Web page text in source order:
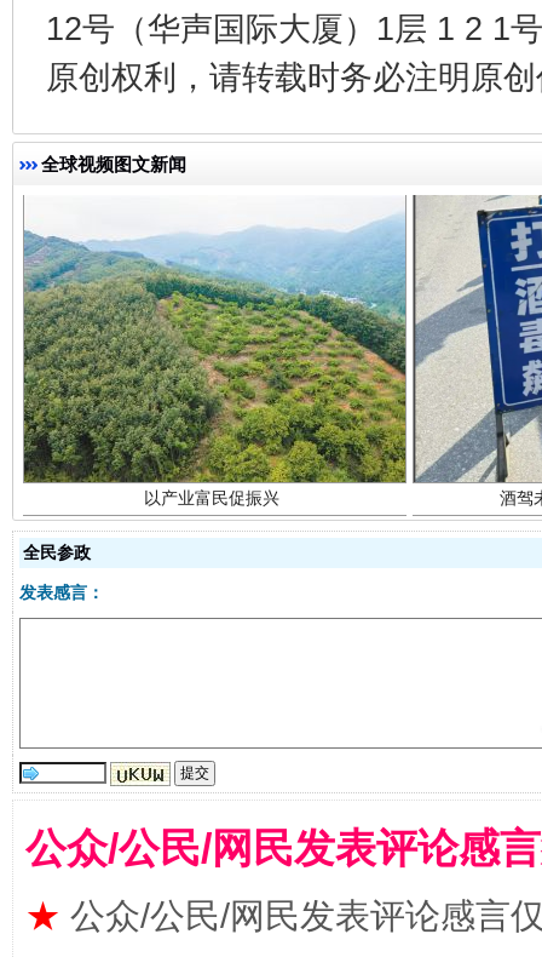
12号（华声国际大厦）1层 1 2 1
原创权利，请转载时务必注明原
全球视频图文新闻
一批国家标准开始实施 从
以产业富民促振兴 酒驾
全民参政
发表感言：
公众/公民/网民发表评论感
★ 公众/公民/网民发表评论感言